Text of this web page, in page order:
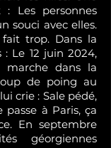
Les personnes
souci avec elles.
trop. Dans la
Le 12 juin 2024,
dans la
de poing au
crie : Sale pédé,
passe à Paris, ça
En septembre
géorgiennes